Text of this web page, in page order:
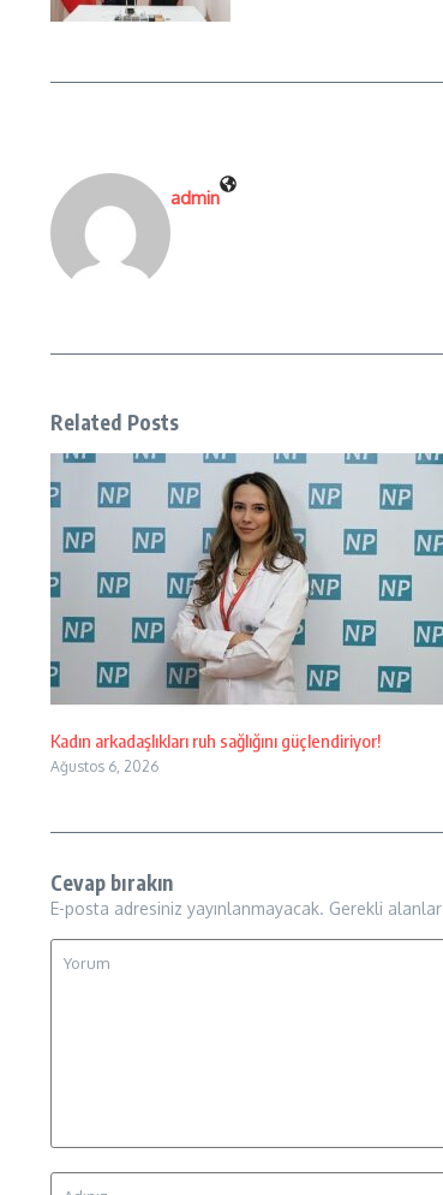
admin
Related Posts
Kadın arkadaşlıkları ruh sağlığını güçlendiriyor!
Ağustos 6, 2026
Cevap bırakın
E-posta adresiniz yayınlanmayacak. Gerekli alanlar